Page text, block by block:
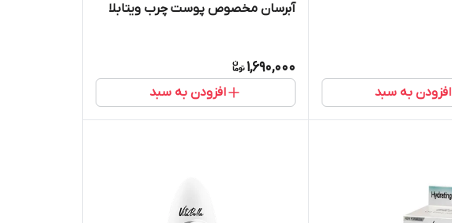
افزودن به سبد
آبرسان مخصوص پوست چرب ویتابلا
1,690,000
افزودن به سبد